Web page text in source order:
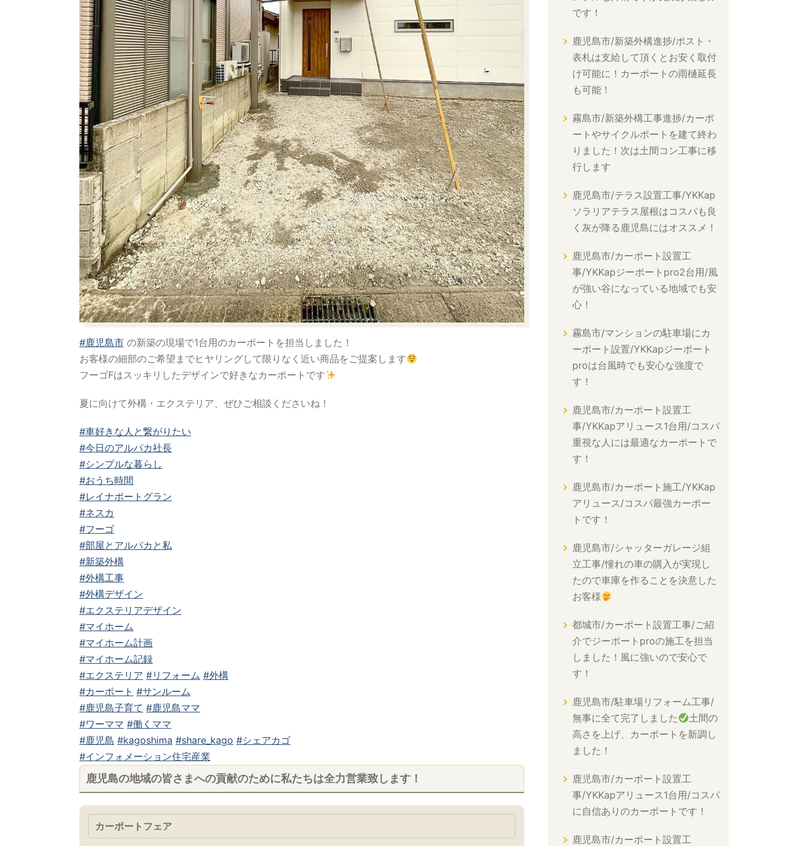
#鹿児島市 の新築の現場で1台用のカーポートを担当しました！
お客様の細部のご希望までヒヤリングして限りなく近い商品をご提案します
フーゴFはスッキリしたデザインで好きなカーポートです
夏に向けて外構・エクステリア、ぜひご相談くださいね！
#車好きな人と繋がりたい
#今日のアルパカ社長
#シンプルな暮らし
#おうち時間
#レイナポートグラン
#ネスカ
#フーゴ
#部屋とアルパカと私
#新築外構
#外構工事
#外構デザイン
#エクステリアデザイン
#マイホーム
#マイホーム計画
#マイホーム記録
#エクステリア #リフォーム #外構
#カーポート #サンルーム
#鹿児島子育て #鹿児島ママ
#ワーママ #働くママ
#鹿児島 #kagoshima #share_kago #シェアカゴ
#インフォメーション住宅産業
鹿児島の地域の皆さまへの貢献のために私たちは全力営業致します！
カーポートフェア
です！
鹿児島市/新築外構進捗/ポスト・
表札は支給して頂くとお安く取付
け可能に！カーポートの雨樋延長
も可能！
霧島市/新築外構工事進捗/カーポ
ートやサイクルポートを建て終わ
りました！次は土間コン工事に移
行します
鹿児島市/テラス設置工事/YKKap
ソラリアテラス屋根はコスパも良
く灰が降る鹿児島にはオススメ！
鹿児島市/カーポート設置工
事/YKKapジーポートpro2台用/風
が強い谷になっている地域でも安
心！
霧島市/マンションの駐車場にカ
ーポート設置/YKKapジーポート
proは台風時でも安心な強度で
す！
鹿児島市/カーポート設置工
事/YKKapアリュース1台用/コスパ
重視な人には最適なカーポートで
す！
鹿児島市/カーポート施工/YKKap
アリュース/コスパ最強カーポー
トです！
鹿児島市/シャッターガレージ組
立工事/憧れの車の購入が実現し
たので車庫を作ることを決意した
お客様
都城市/カーポート設置工事/ご紹
介でジーポートproの施工を担当
しました！風に強いので安心で
す！
鹿児島市/駐車場リフォーム工事/
無事に全て完了しました
土間の
高さを上げ、カーポートを新調し
ました！
鹿児島市/カーポート設置工
事/YKKapアリュース1台用/コスパ
に自信ありのカーポートです！
鹿児島市/カーポート設置工